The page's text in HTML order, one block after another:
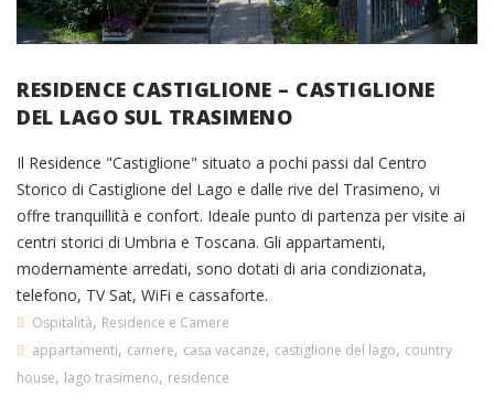
RESIDENCE CASTIGLIONE – CASTIGLIONE
DEL LAGO SUL TRASIMENO
Il Residence "Castiglione" situato a pochi passi dal Centro
Storico di Castiglione del Lago e dalle rive del Trasimeno, vi
offre tranquillità e confort. Ideale punto di partenza per visite ai
centri storici di Umbria e Toscana. Gli appartamenti,
modernamente arredati, sono dotati di aria condizionata,
telefono, TV Sat, WiFi e cassaforte.
Ospitalità, Residence e Camere
appartamenti, camere, casa vacanze, castiglione del lago, country
house, lago trasimeno, residence